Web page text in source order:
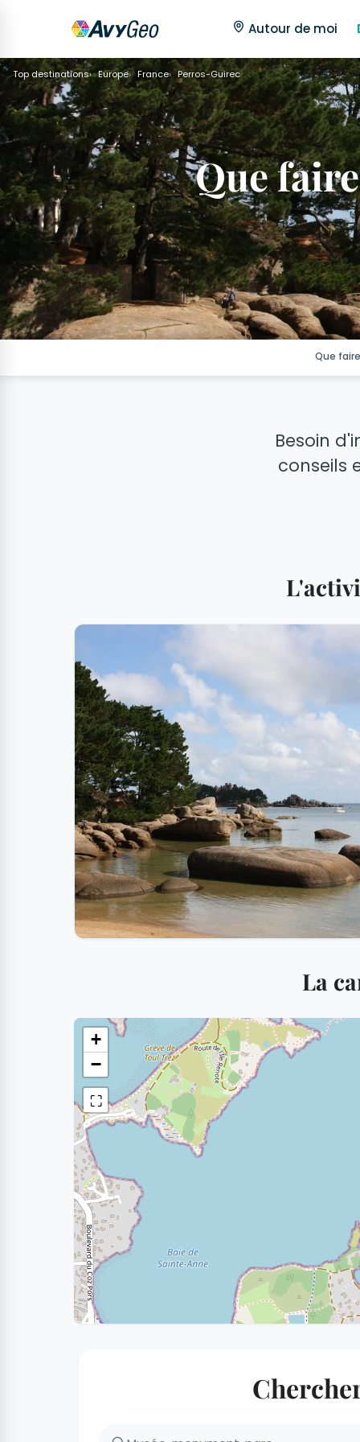
Autour de moi
Top destinations Europe France Perros-Guirec
Que
Que
Besoin
conseils
La
+
−
⛶